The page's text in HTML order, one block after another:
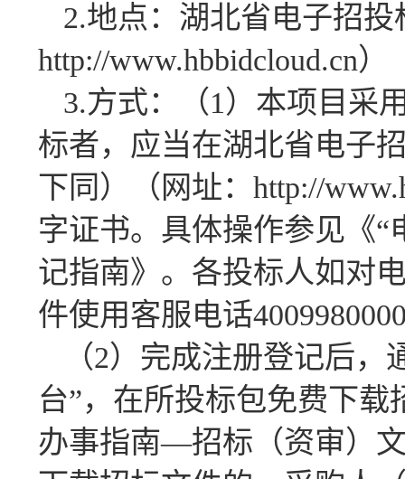
2.地点：湖北省电子招
http://www.hbbidcloud.cn）
3.方式：（1）本项目采
标者，应当在湖北省电子
下同）（网址：http://
字证书。具体操作参见《
记指南》。各投标人如对
件使用客服电话
（2）完成注册登记后
台”，在所投标包免费下
办事指南—招标（资审）